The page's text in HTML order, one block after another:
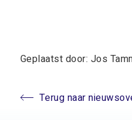
Geplaatst door: Jos
Terug naar